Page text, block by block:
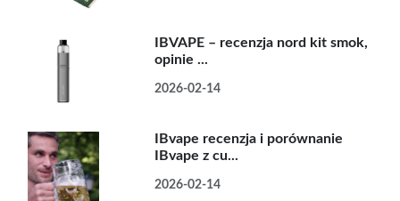
IBVAPE – recenzja nord kit smok,
opinie ...
2026-02-14
IBvape recenzja i porównanie
IBvape z cu...
2026-02-14